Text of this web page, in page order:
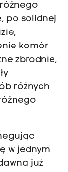
po solidnej
komór
zbrodnie,
różnych
w jednym
już